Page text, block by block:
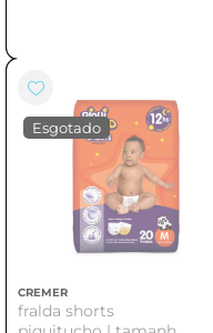
CREMER
fralda shorts